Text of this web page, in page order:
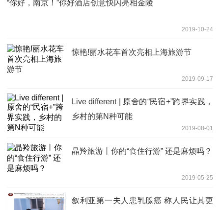
“你好，南京！”你好酒店创意快闪亮相金陵
2019-10-24
惊艳!丽水花车首次亮相上海旅游节
2019-09-17
Live different | 原舍的“民宿+”跨界实践，
乡村的第N种可能
2019-08-01
晶羚旅游丨你的“食住行游” 还是麻烦吗？
2019-05-25
叙利亚第一夫人患乳腺癌 称人民让其更